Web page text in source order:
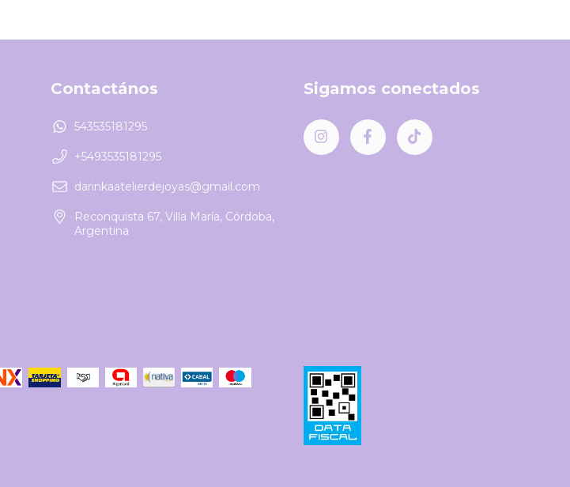
Contactános
543535181295
+5493535181295
darinkaatelierdejoyas@gmail.com
Reconquista 67, Villa María, Córdoba,
Argentina
Sigamos conectados